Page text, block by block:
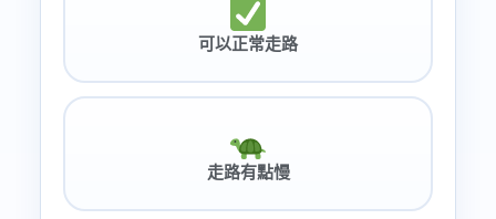
可以正常走路
走路有點慢